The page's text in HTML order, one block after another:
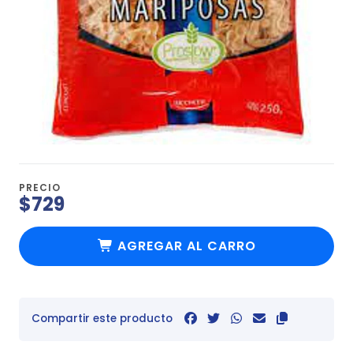
PRECIO
$729
AGREGAR AL CARRO
Compartir este producto